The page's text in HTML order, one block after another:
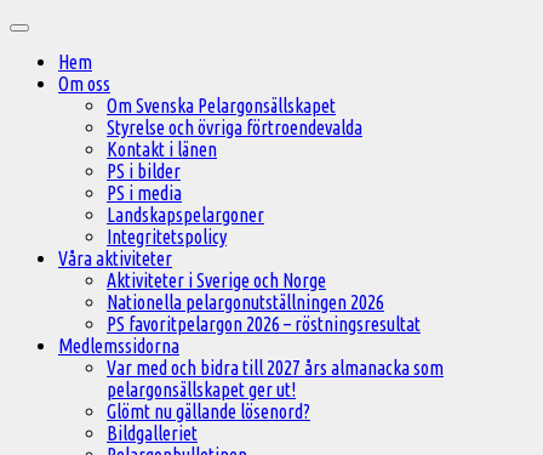
innehåll
Huvudmeny
Hem
Om oss
Om Svenska Pelargonsällskapet
Styrelse och övriga förtroendevalda
Kontakt i länen
PS i bilder
PS i media
Landskapspelargoner
Integritetspolicy
Våra aktiviteter
Aktiviteter i Sverige och Norge
Nationella pelargonutställningen 2026
PS favoritpelargon 2026 – röstningsresultat
Medlemssidorna
Var med och bidra till 2027 års almanacka som
pelargonsällskapet ger ut!
Glömt nu gällande lösenord?
Bildgalleriet